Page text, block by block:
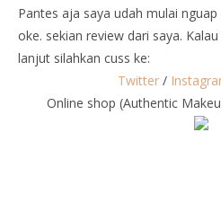
Pantes aja saya udah mulai
oke. sekian review dari saya.
lanjut silahkan cuss ke:
Twitter /
Online shop (Authentic